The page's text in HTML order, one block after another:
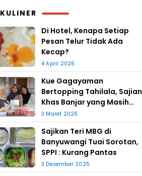
KULINER
Di Hotel, Kenapa Setiap
Pesan Telur Tidak Ada
Kecap?
4 April 2026
Kue Gagayaman
Bertopping Tahilala, Sajian
Khas Banjar yang Masih
Bertahan
3 Maret 2026
Sajikan Teri MBG di
Banyuwangi Tuai Sorotan,
SPPI : Kurang Pantas
3 Desember 2025